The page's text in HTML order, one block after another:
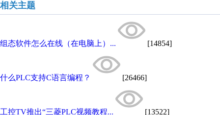
相关主题
组态软件怎么在线（在电脑上）... [14854]
什么PLC支持C语言编程？ [26466]
工控TV推出“三菱PLC视频教程... [13522]